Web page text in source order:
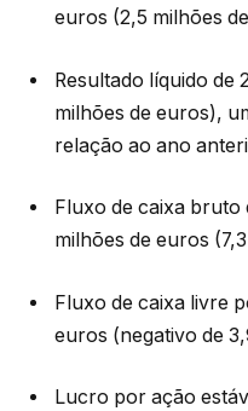
euros (2,5 milhões
Resultado líquido de
milhões de euros),
relação ao ano
Fluxo de caixa bruto
milhões de euros
Fluxo de caixa livre
euros (negativo de
Lucro por ação